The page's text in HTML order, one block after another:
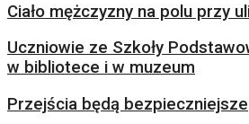
Ciało mężczyzny na polu przy
Uczniowie ze Szkoły
w bibliotece i w muzeum
Przejścia będą bezpieczniejsze